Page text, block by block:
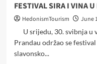
FESTIVAL SIRA I VINA
HedonismTourism June
U srijedu, 30. svibnja u
Prandau održao se
slavonsko...